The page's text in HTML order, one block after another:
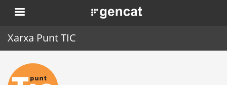
Pasar
al
. Obre en una nova finestra.
Xarxa Punt TIC
Inicio